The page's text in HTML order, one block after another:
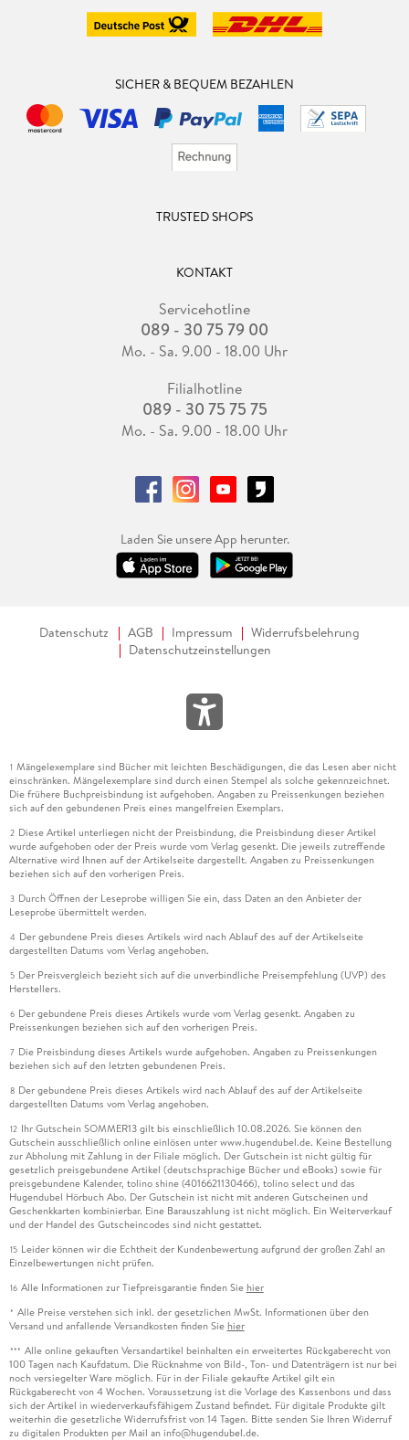
SICHER & BEQUEM BEZAHLEN
TRUSTED SHOPS
KONTAKT
Servicehotline
089 - 30 75 79 00
Mo. - Sa. 9.00 - 18.00 Uhr
Filialhotline
089 - 30 75 75 75
Mo. - Sa. 9.00 - 18.00 Uhr
Laden Sie unsere App herunter.
Datenschutz AGB Impressum
Widerrufsbelehrung
Datenschutzeinstellungen
1 Mängelexemplare sind Bücher mit leichten Beschädigungen, die das Lesen aber nicht
einschränken. Mängelexemplare sind durch einen Stempel als solche gekennzeichnet.
Die frühere Buchpreisbindung ist aufgehoben. Angaben zu Preissenkungen beziehen
sich auf den gebundenen Preis eines mangelfreien Exemplars.
2 Diese Artikel unterliegen nicht der Preisbindung, die Preisbindung dieser Artikel
wurde aufgehoben oder der Preis wurde vom Verlag gesenkt. Die jeweils zutreffende
Alternative wird Ihnen auf der Artikelseite dargestellt. Angaben zu Preissenkungen
beziehen sich auf den vorherigen Preis.
3 Durch Öffnen der Leseprobe willigen Sie ein, dass Daten an den Anbieter der
Leseprobe übermittelt werden.
4 Der gebundene Preis dieses Artikels wird nach Ablauf des auf der Artikelseite
dargestellten Datums vom Verlag angehoben.
5 Der Preisvergleich bezieht sich auf die unverbindliche Preisempfehlung (UVP) des
Herstellers.
6 Der gebundene Preis dieses Artikels wurde vom Verlag gesenkt. Angaben zu
Preissenkungen beziehen sich auf den vorherigen Preis.
7 Die Preisbindung dieses Artikels wurde aufgehoben. Angaben zu Preissenkungen
beziehen sich auf den letzten gebundenen Preis.
8 Der gebundene Preis dieses Artikels wird nach Ablauf des auf der Artikelseite
dargestellten Datums vom Verlag angehoben.
12 Ihr Gutschein SOMMER13 gilt bis einschließlich 10.08.2026. Sie können den
Gutschein ausschließlich online einlösen unter www.hugendubel.de. Keine Bestellung
zur Abholung mit Zahlung in der Filiale möglich. Der Gutschein ist nicht gültig für
gesetzlich preisgebundene Artikel (deutschsprachige Bücher und eBooks) sowie für
preisgebundene Kalender, tolino shine (4016621130466), tolino select und das
Hugendubel Hörbuch Abo. Der Gutschein ist nicht mit anderen Gutscheinen und
Geschenkkarten kombinierbar. Eine Barauszahlung ist nicht möglich. Ein Weiterverkauf
und der Handel des Gutscheincodes sind nicht gestattet.
15 Leider können wir die Echtheit der Kundenbewertung aufgrund der großen Zahl an
Einzelbewertungen nicht prüfen.
16 Alle Informationen zur Tiefpreisgarantie finden Sie hier
* Alle Preise verstehen sich inkl. der gesetzlichen MwSt. Informationen über den
Versand und anfallende Versandkosten finden Sie hier
*** Alle online gekauften Versandartikel beinhalten ein erweitertes Rückgaberecht von
100 Tagen nach Kaufdatum. Die Rücknahme von Bild-, Ton- und Datenträgern ist nur bei
noch versiegelter Ware möglich. Für in der Filiale gekaufte Artikel gilt ein
Rückgaberecht von 4 Wochen. Voraussetzung ist die Vorlage des Kassenbons und dass
sich der Artikel in wiederverkaufsfähigem Zustand befindet. Für digitale Produkte gilt
weiterhin die gesetzliche Widerrufsfrist von 14 Tagen. Bitte senden Sie Ihren Widerruf
zu digitalen Produkten per Mail an info@hugendubel.de.